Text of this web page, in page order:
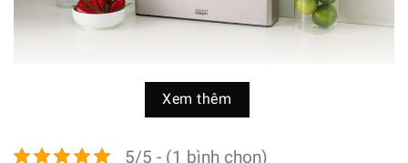
Thiết kế thon gọn, nhiều màu sắc
Sản phẩm hoàn hảo ngoài chất lượng tốt thì mẫu mã cũng
Xem thêm
5/5 - (1 bình chọn)